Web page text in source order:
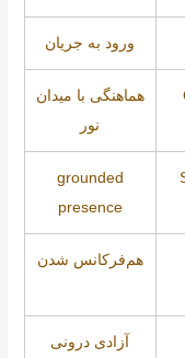
ورود به جریان
هماهنگی با میدان
نور
grounded
presence
هم‌فرکانس شدن
آزادی درونی